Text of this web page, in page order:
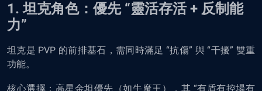
1. 坦克角色：優先 “靈活存活 + 反制能
力”
坦克是 PVP 的前排基石，需同時滿足 “抗傷” 與 “干擾” 雙重
功能。
核心選擇：高星金坦優先（如牛魔王），其 “有盾有控場有